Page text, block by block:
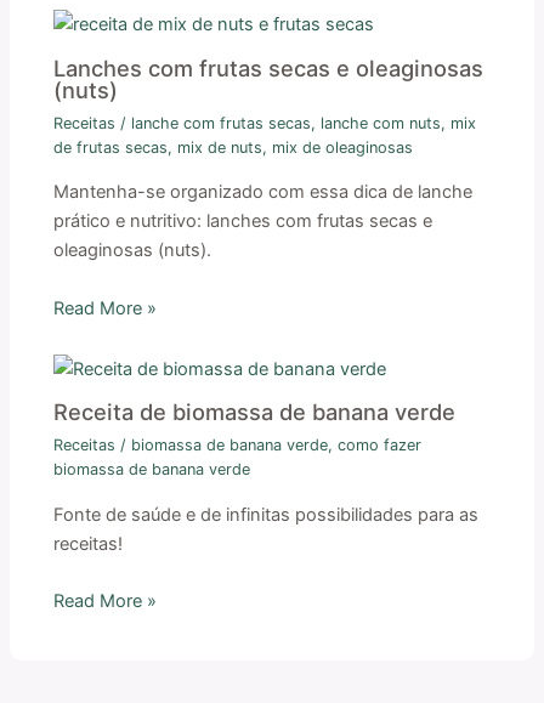
Lanches com frutas secas e oleaginosas
(nuts)
Receitas / lanche com frutas secas, lanche com nuts, mix
de frutas secas, mix de nuts, mix de oleaginosas
Mantenha-se organizado com essa dica de lanche
prático e nutritivo: lanches com frutas secas e
oleaginosas (nuts).
Read More »
Receita de biomassa de banana verde
Receitas / biomassa de banana verde,como fazer
biomassa de banana verde
Fonte de saúde e de infinitas possibilidades para as
receitas!
Read More »